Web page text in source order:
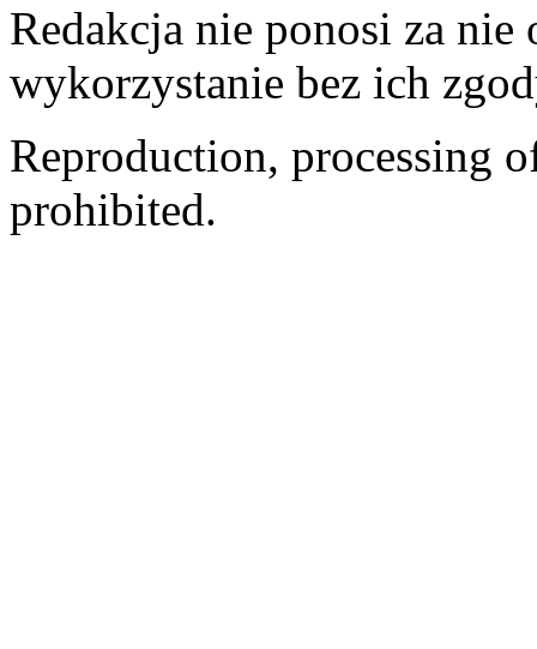
Redakcja nie ponosi za
wykorzystanie bez ich
Reproduction, processing
prohibited.